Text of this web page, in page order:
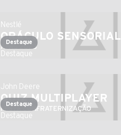
Nestlé
ORÁCULO SENSORIAL
APAS 2023
Destaque
Destaque
John Deere
QUIZ MULTIPLAYER
FESTA CONFRATERNIZAÇÃO
Destaque
Destaque